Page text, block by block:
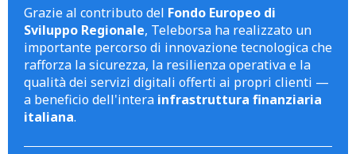
Grazie al contributo del Fondo Europeo di
Sviluppo Regionale, Teleborsa ha realizzato un
importante percorso di innovazione tecnologica che
rafforza la sicurezza, la resilienza operativa e la
qualità dei servizi digitali offerti ai propri clienti —
a beneficio dell'intera infrastruttura finanziaria
italiana.